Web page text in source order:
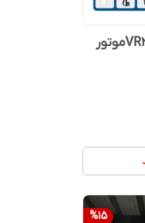
کارواش شارژی ویوارکسVR2025موتور
%15